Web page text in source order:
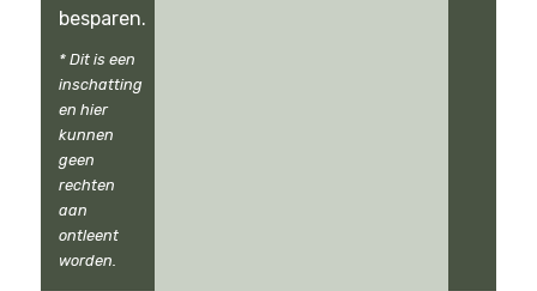
besparen.
* Dit is een
inschatting
en hier
kunnen
geen
rechten
aan
ontleent
worden.